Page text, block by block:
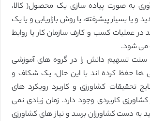
به صورت پیاده سازی یک محصول( کالا،
و یا بسیار پیشرفته، یا روش بازاریابی و یا یک
در عملیات کسب و کارف سازمان کار یا روابط
می شود.
سنت تسهیم دانش را در گروه های آموزشی
ها حفظ کرده اند با این حال، یک شکاف و
تحقیقات کشاورزی و کاربرد رویکرد های
کشاورزی کاربردی وجود دارد. زمان زیادی نمی
دست کشاورزان برسد و نیاز های کشاورزی